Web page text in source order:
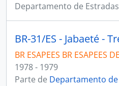
Departamento de
BR ESAPEES BR ESAPEES
1978 - 1979
Parte de Departamento de